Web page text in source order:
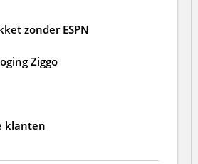
zonder ESPN
Ziggo
klanten